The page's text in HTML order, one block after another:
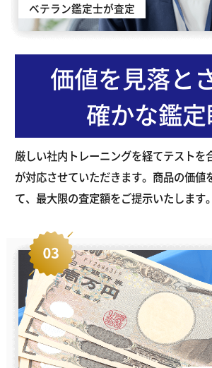
ベテラン鑑定士が査定
価値を見落と
確かな鑑
厳しい社内トレーニングを経てテストを
が対応させていただきます。商品の価値
て、最大限の査定額をご提示いたします。